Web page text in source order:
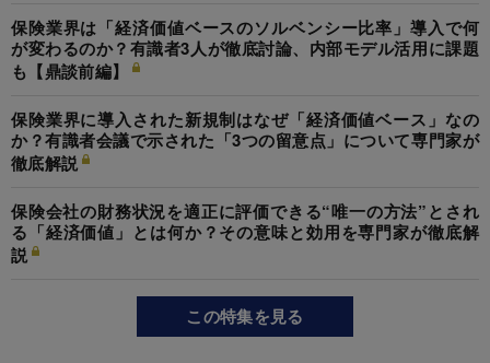
保険業界は「経済価値ベースのソルベンシー比率」導入で何
が変わるのか？有識者3人が徹底討論、内部モデル活用に課題
も【鼎談前編】
保険業界に導入された新規制はなぜ「経済価値ベース」なの
か？有識者会議で示された「3つの留意点」について専門家が
徹底解説
保険会社の財務状況を適正に評価できる“唯一の方法”とされ
る「経済価値」とは何か？その意味と効用を専門家が徹底解
説
この特集を見る